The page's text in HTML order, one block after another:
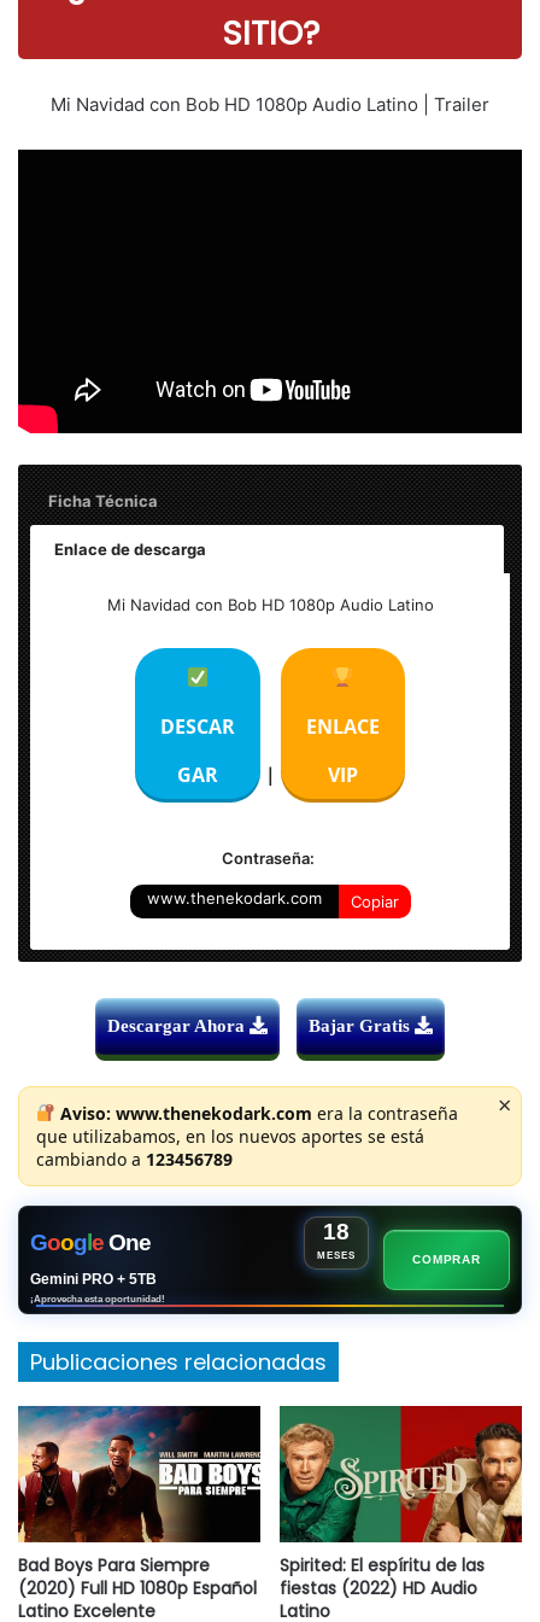
SITIO?
Mi Navidad con Bob HD 1080p Audio Latino | Trailer
Ficha Técnica
Enlace de descarga
Resolución:1920×812 (HD 1080p) WEB-DL
Latino AC3 5.1 | Audio #2:
Inglés AC3 5.1
Español
92 Min.
Mi Navidad con Bob HD 1080p Audio Latino
DESCAR
GAR
|
ENLACE
VIP
Contraseña:
www.thenekodark.com Copiar
Descargar Ahora Bajar Gratis
Aviso: www.thenekodark.com era la contraseña
que utilizabamos, en los nuevos aportes se está
cambiando a 123456789
×
GoogeOne 18
MESES
Gemini PRO + 5TB
¡Aprovecha esta oportunidad!
COMPRAR
Publicaciones relacionadas
Bad Boys Para Siempre
(2020) Full HD 1080p Español
Latino Excelente
Spirited: El espíritu de las
fiestas (2022) HD Audio
Latino